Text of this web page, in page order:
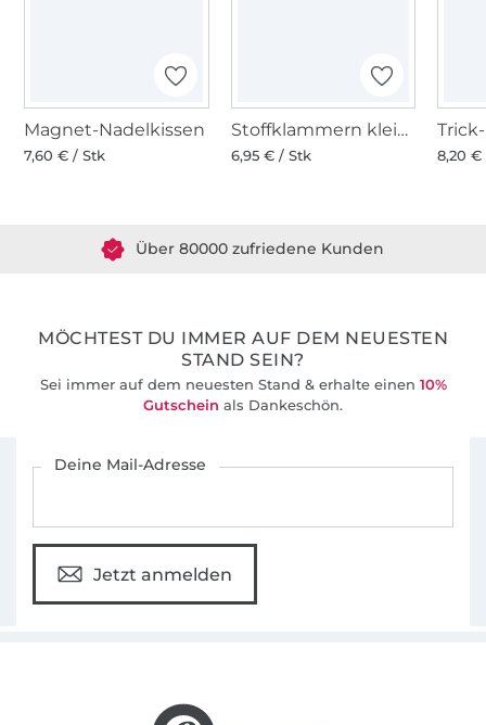
Magnet-Nadelkissen
7,60 € / Stk
Stoffklammern klein 20 Stk., bunt
6,95 € / Stk 8,20 €
Über 80000 zufriedene Kunden
MÖCHTEST DU IMMER AUF DEM NEUESTEN
STAND SEIN?
Sei immer auf dem neuesten Stand & erhalte einen 10%
Gutschein als Dankeschön.
Deine Mail-Adresse
Jetzt anmelden